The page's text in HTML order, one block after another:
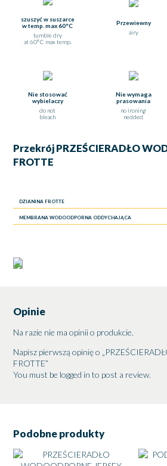
szuszyć w suszarce
w temp. max 60°C
tumble dry
at 60°C max temp.
Przewiewny
airy
Nie stosować
wybielaczy
do not
bleach
Nie wymaga
prasowania
no ironing
nedded
PrzekrójPRZEŚCIERADŁO
FROTTE
DZIANINA FROTTE
MEMBRANA WODOODPORNA ODDYCHAJĄCA
Opinie
Na razie nie ma opinii o produkcie.
Napisz pierwszą opinię o
FROTTE”
You must be logged in to post a review.
Podobne produkty